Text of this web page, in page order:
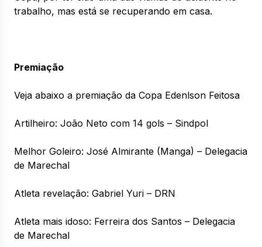
trabalho, mas está se recuperando em casa.
Premiação
Veja abaixo a premiação da Copa Edenlson Feitosa
Artilheiro: João Neto com 14 gols – Sindpol
Melhor Goleiro: José Almirante (Manga) – Delegacia
de Marechal
Atleta revelação: Gabriel Yuri – DRN
Atleta mais idoso: Ferreira dos Santos – Delegacia
de Marechal